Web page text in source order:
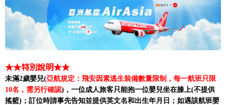
★★特別說明★★
未滿2歲嬰兒(亞航規定：飛安因素逃生裝備數量限制，每一航班只限
10名，需另行確認)，一位成人旅客只能抱一位嬰兒坐在膝上(不提供
搖籃)；訂位時請事先告知並提供英文名和出生年月日；如遇該航班嬰